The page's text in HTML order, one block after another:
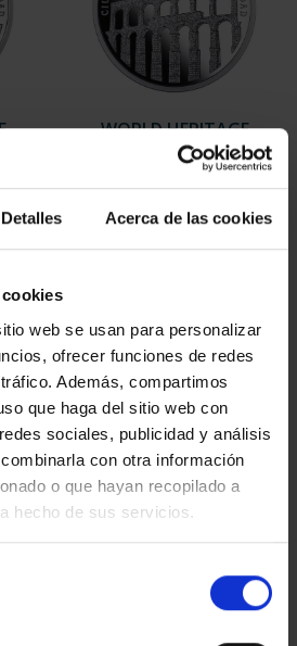
Detalles Acerca de las cookies
web se usan para personalizar
ofrecer funciones de redes
Además, compartimos
que haga del sitio web con
sociales, publicidad y análisis
con otra información
o que hayan recopilado a
hecho de sus servicios.
WORLD HERITAGE
CITIES III - SEGOVIA
€73.00
WORLD HERITAGE
CITIES III - SANTIAGO DE